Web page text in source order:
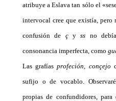
atribuye a Eslava tan sólo el
intervocal cree que existía, pero
confusión de çyss no
consonancia imperfecta, como
Las grafíasprofeción, conçejo
sufijo o de vocablo.
propias de confundidores,